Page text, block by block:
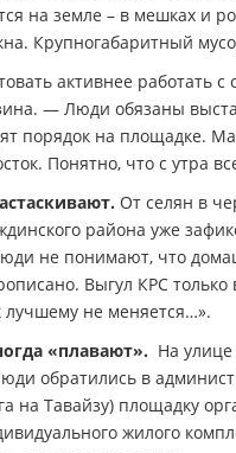
на земле – в мешках и
Крупногабаритный
активнее
— Люди обязаны
порядок на площадке.
Понятно, что с утра
От селян в
района уже
не понимают, что
Выгул КРС
не меняется…».
«плавают». На
обратились в
на Тавайзу) площадку
жилого